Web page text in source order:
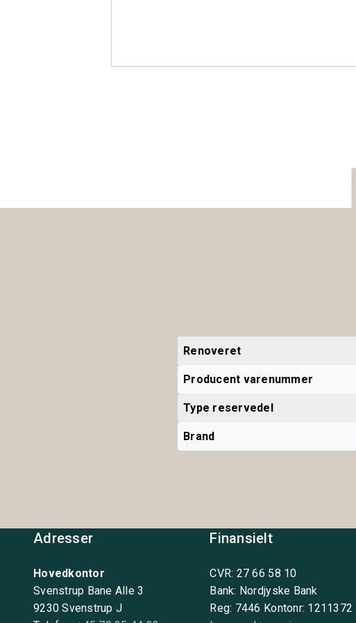
Renoveret
Producent varenummer
Type reservedel
Brand
Adresser
Hovedkontor
Svenstrup Bane Alle 3
9230 Svenstrup J
Finansielt
CVR: 27 66 58 10
Bank: Nordjyske Bank
Reg: 7446 Kontonr: 1211372